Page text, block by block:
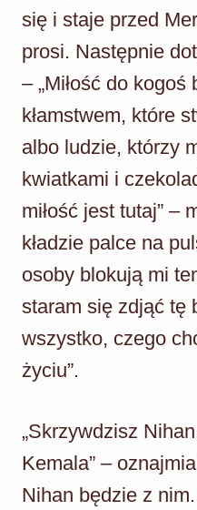
się i staje przed
prosi. Następnie
– „Miłość do
kłamstwem, które
albo ludzie, którzy
kwiatkami i
miłość jest tutaj” –
kładzie palce na
osoby blokują mi
staram się zdjąć tę
wszystko, czego
życiu”.
„Skrzywdzisz
Kemala” –
Nihan będzie z